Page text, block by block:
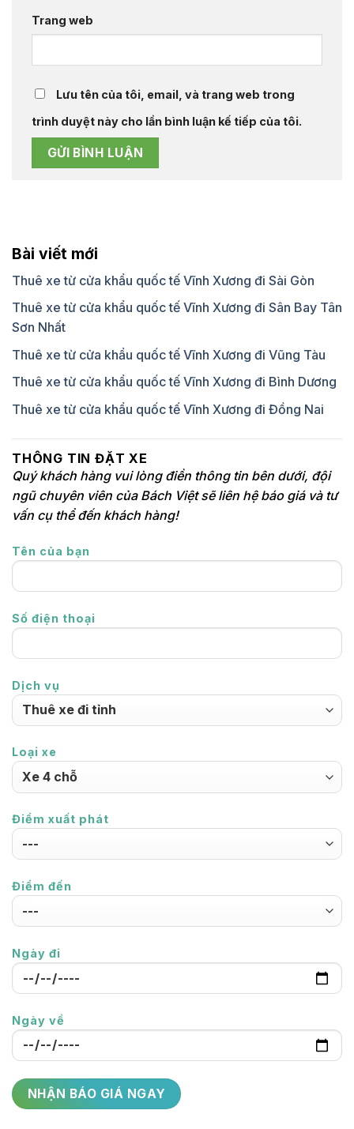
Trang web
Lưu tên của tôi, email, và trang web trong
trình duyệt này cho lần bình luận kế tiếp của tôi.
Bài viết mới
Thuê xe từ cửa khẩu quốc tế Vĩnh Xương đi Sài Gòn
Thuê xe từ cửa khẩu quốc tế Vĩnh Xương đi Sân Bay Tân
Sơn Nhất
Thuê xe từ cửa khẩu quốc tế Vĩnh Xương đi Vũng Tàu
Thuê xe từ cửa khẩu quốc tế Vĩnh Xương đi Bình Dương
Thuê xe từ cửa khẩu quốc tế Vĩnh Xương đi Đồng Nai
THÔNG TIN ĐẶT XE
Quý khách hàng vui lòng điền thông tin bên dưới, đội
ngũ chuyên viên của Bách Việt sẽ liên hệ báo giá và tư
vấn cụ thể đến khách hàng!
Tên của bạn
Số điện thoại
Dịch vụ
Loại xe
Điểm xuất phát
Điểm đến
Ngày đi
Ngày về